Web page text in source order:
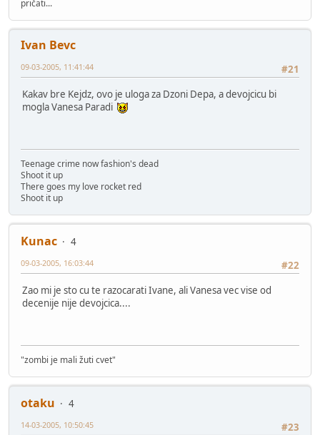
pričati...
Ivan Bevc
#21
09-03-2005, 11:41:44
Kakav bre Kejdz, ovo je uloga za Dzoni Depa, a devojcicu bi
mogla Vanesa Paradi
Teenage crime now fashion's dead
Shoot it up
There goes my love rocket red
Shoot it up
Kunac
4
#22
09-03-2005, 16:03:44
Zao mi je sto cu te razocarati Ivane, ali Vanesa vec vise od
decenije nije devojcica....
"zombi je mali žuti cvet"
otaku
4
#23
14-03-2005, 10:50:45